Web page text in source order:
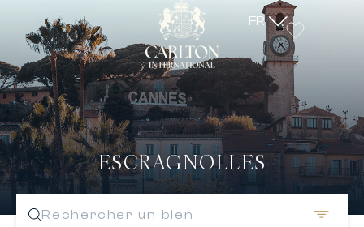
FR
Rechercher un bien
ESCRAGNOLLES